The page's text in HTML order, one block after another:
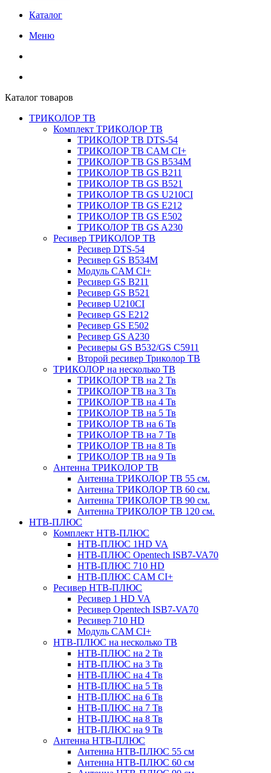
Каталог
Меню
Каталог товаров
ТРИКОЛОР ТВ
Комплект ТРИКОЛОР ТВ
ТРИКОЛОР ТВ DTS-54
ТРИКОЛОР ТВ CAM CI+
ТРИКОЛОР ТВ GS B534M
ТРИКОЛОР ТВ GS B211
ТРИКОЛОР ТВ GS B521
ТРИКОЛОР ТВ GS U210CI
ТРИКОЛОР ТВ GS E212
ТРИКОЛОР ТВ GS E502
ТРИКОЛОР ТВ GS A230
Ресивер ТРИКОЛОР ТВ
Ресивер DTS-54
Ресивер GS B534M
Модуль CAM CI+
Ресивер GS B211
Ресивер GS B521
Ресивер U210CI
Ресивер GS E212
Ресивер GS E502
Ресивер GS A230
Ресиверы GS B532/GS C5911
Второй ресивер Триколор ТВ
ТРИКОЛОР на несколько ТВ
ТРИКОЛОР ТВ на 2 Тв
ТРИКОЛОР ТВ на 3 Тв
ТРИКОЛОР ТВ на 4 Тв
ТРИКОЛОР ТВ на 5 Тв
ТРИКОЛОР ТВ на 6 Тв
ТРИКОЛОР ТВ на 7 Тв
ТРИКОЛОР ТВ на 8 Тв
ТРИКОЛОР ТВ на 9 Тв
Антенна ТРИКОЛОР ТВ
Антенна ТРИКОЛОР ТВ 55 см.
Антенна ТРИКОЛОР ТВ 60 см.
Антенна ТРИКОЛОР ТВ 90 см.
Антенна ТРИКОЛОР ТВ 120 см.
НТВ-ПЛЮС
Комплект НТВ-ПЛЮС
НТВ-ПЛЮС 1HD VA
НТВ-ПЛЮС Opentech ISB7-VA70
НТВ-ПЛЮС 710 HD
НТВ-ПЛЮС CAM CI+
Ресивер НТВ-ПЛЮС
Ресивер 1 HD VA
Ресивер Opentech ISB7-VA70
Ресивер 710 HD
Модуль CAM CI+
НТВ-ПЛЮС на несколько ТВ
НТВ-ПЛЮС на 2 Тв
НТВ-ПЛЮС на 3 Тв
НТВ-ПЛЮС на 4 Тв
НТВ-ПЛЮС на 5 Тв
НТВ-ПЛЮС на 6 Тв
НТВ-ПЛЮС на 7 Тв
НТВ-ПЛЮС на 8 Тв
НТВ-ПЛЮС на 9 Тв
Антенна НТВ-ПЛЮС
Антенна НТВ-ПЛЮС 55 см
Антенна НТВ-ПЛЮС 60 см